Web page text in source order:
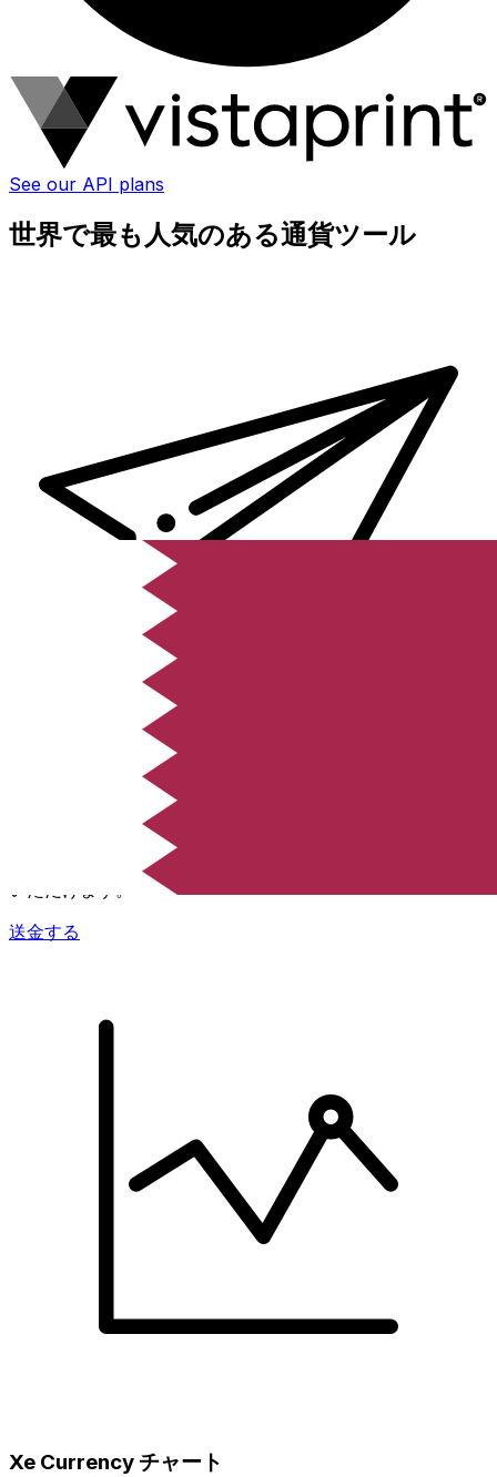
See our API plans
世界で最も人気のある通貨ツール
オンラインの送金が迅速、安全、簡単に行えます。ライブの
追跡と通知に加え、柔軟な配信と支払いオプションをご利用
送金する
Xe Currency チャート